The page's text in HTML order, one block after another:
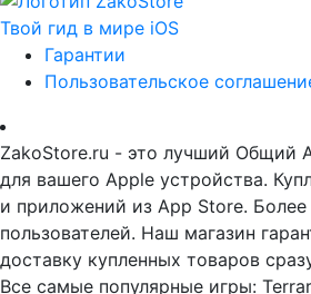
Твой гид в мире iOS
Гарантии
Пользовательское
ZakoStore.ru - это лучший Общий
для вашего Apple устройства.
и приложений из App Store.
пользователей. Наш магазин
доставку купленных товаров
Все самые популярные игры: